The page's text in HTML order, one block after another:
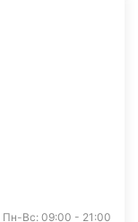
Пн-Вс: 09:00 - 21:00